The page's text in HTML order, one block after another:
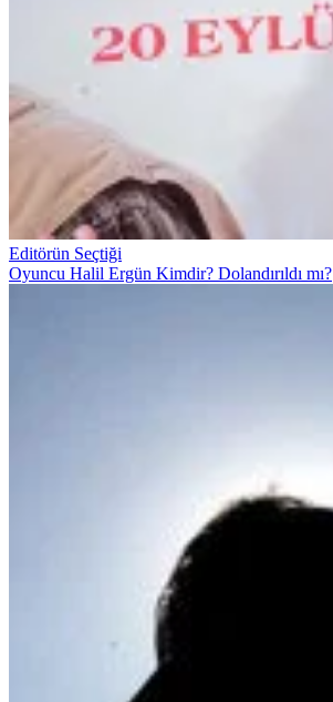
Editörün Seçtiği
Oyuncu Halil Ergün Kimdir? Dolandırıldı mı?